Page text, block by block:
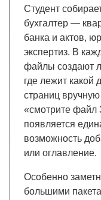
Студент
бухгалтер —
банка и актов,
экспертиз. В
файлы создают
где лежит какой
страниц
«смотрите файл
появляется
возможность
или оглавление.
Особенно
большими